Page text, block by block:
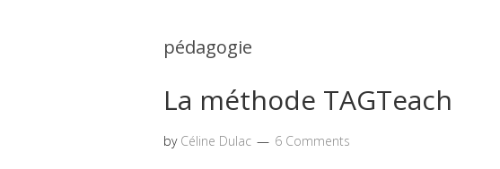
pédagogie
La méthode TAGTeach
by Céline Dulac 6 Comments